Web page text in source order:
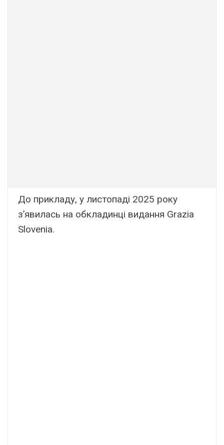
До прикладу, у листопаді 2025 року
з’явилась на обкладинці видання Grazia
Slovenia.